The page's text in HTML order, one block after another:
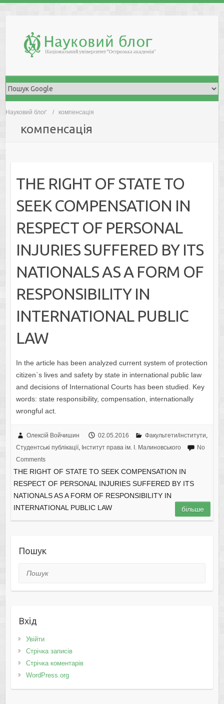
Науковий блоґ компенсація
компенсація
THE RIGHT OF STATE TO
SEEK COMPENSATION IN
RESPECT OF PERSONAL
INJURIES SUFFERED BY ITS
NATIONALS AS A FORM OF
RESPONSIBILITY IN
INTERNATIONAL PUBLIC
LAW
In the article has been analyzed current system of protection
citizen`s lives and safety by state in international public law
and decisions of International Courts has been studied. Key
words: state responsibility, compensation, internationally
wrongful act.
Олексій Войчишин 02.05.2016 Факультети/інститути,
Студентські публікації, Інститут права ім. І. Малиновського
No
Comments
THE RIGHT OF STATE TO SEEK COMPENSATION IN
RESPECT OF PERSONAL INJURIES SUFFERED BY ITS
NATIONALS AS A FORM OF RESPONSIBILITY IN
INTERNATIONAL PUBLIC LAW
більше
Пошук
Пошук
Вхід
Увійти
Стрічка записів
Стрічка коментарів
WordPress.org